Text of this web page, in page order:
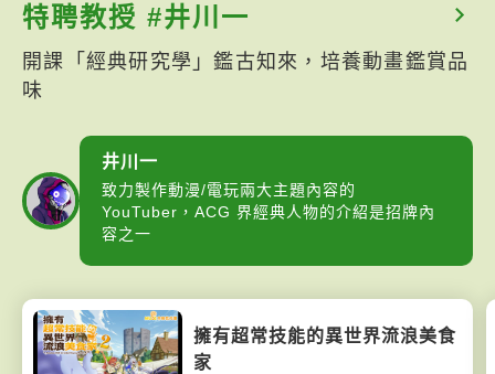
特聘教授 #井川一
開課「經典研究學」鑑古知來，培養動畫鑑賞品
味
井川一
致力製作動漫/電玩兩大主題內容的
YouTuber，ACG 界經典人物的介紹是招牌內
容之一
擁有超常技能的異世界流浪美食
家